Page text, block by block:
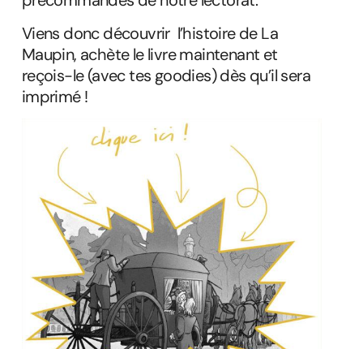
Viens donc découvrir l’histoire de La
Maupin, achète le livre maintenant et
reçois-le (avec tes goodies) dès qu’il sera
imprimé !